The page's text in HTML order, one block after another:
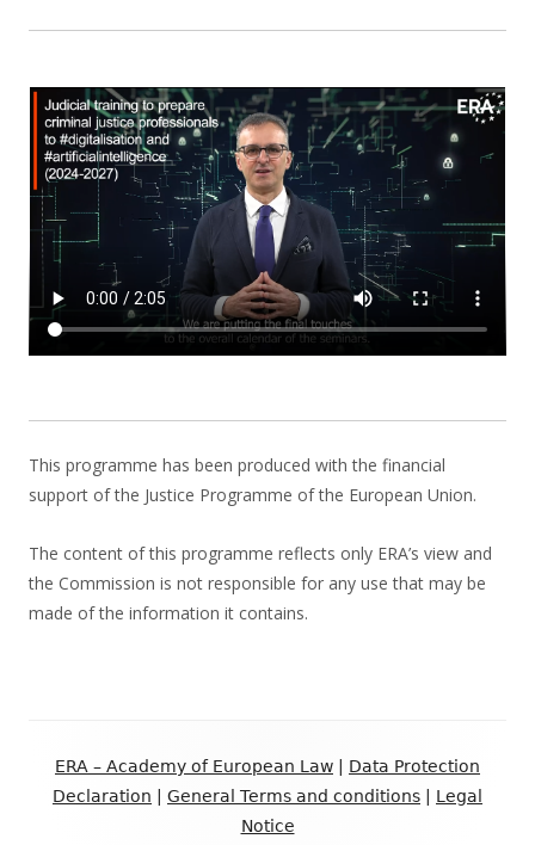
This programme has been produced with the financial
support of the Justice Programme of the European Union.
The content of this programme reflects only ERA’s view and
the Commission is not responsible for any use that may be
made of the information it contains.
Inhalt
ERA – Academy of European Law
Data Protection
Declaration
General Terms and conditions
Legal
Notice